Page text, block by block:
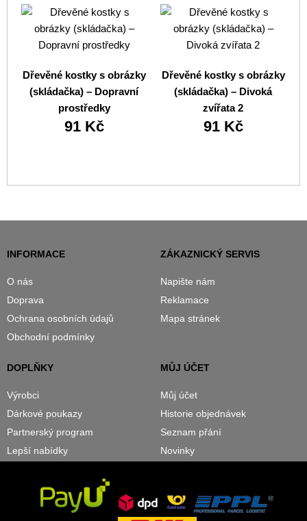
Dřevěné kostky s obrázky
(skládačka) – Dopravní
prostředky
91 Kč
Dřevěné kostky s obrázky
(skládačka) – Divoká
zvířata 2
91 Kč
INFORMACE
O nás
Doprava
Ochrana osobních údajů
Obchodní podmínky
ZÁKAZNICKÝ SERVIS
Napište nám
Reklamace
Mapa stránek
DOPLŇKY
Výrobci
Dárkové poukazy
Partnerský program
Lepší nabídky
MŮJ ÚČET
Můj účet
Historie objednávek
Seznam přání
Novinky